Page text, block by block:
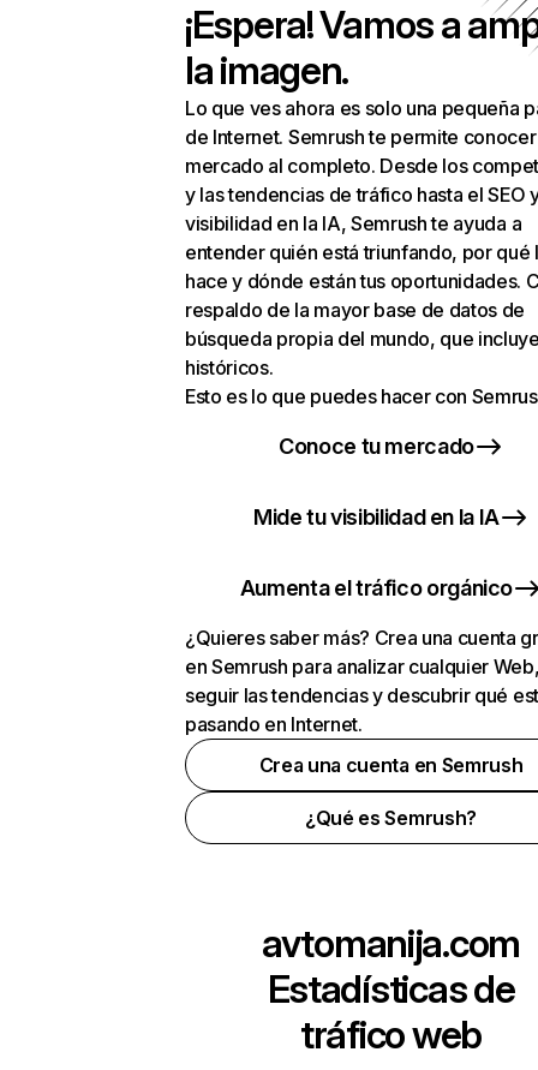
¡Espera! Vamos a
la imagen.
Lo que ves ahora es solo una pequeña
de Internet. Semrush te permite
mercado al completo. Desde los
y las tendencias de tráfico hasta el SEO
visibilidad en la IA, Semrush te ayuda a
entender quién está triunfando, por qué
hace y dónde están tus oportunidades.
respaldo de la mayor base de datos de
búsqueda propia del mundo, que
históricos.
Esto es lo que puedes hacer con
Conoce tu mercado
Mide tu visibilidad en la IA
Aumenta el tráfico orgánico
¿Quieres saber más? Crea una cuenta
en Semrush para analizar cualquier
seguir las tendencias y descubrir qué
pasando en Internet.
Crea una cuenta en Semrush
¿Qué es Semrush?
avtomanija.com
Estadísticas de
tráfico web